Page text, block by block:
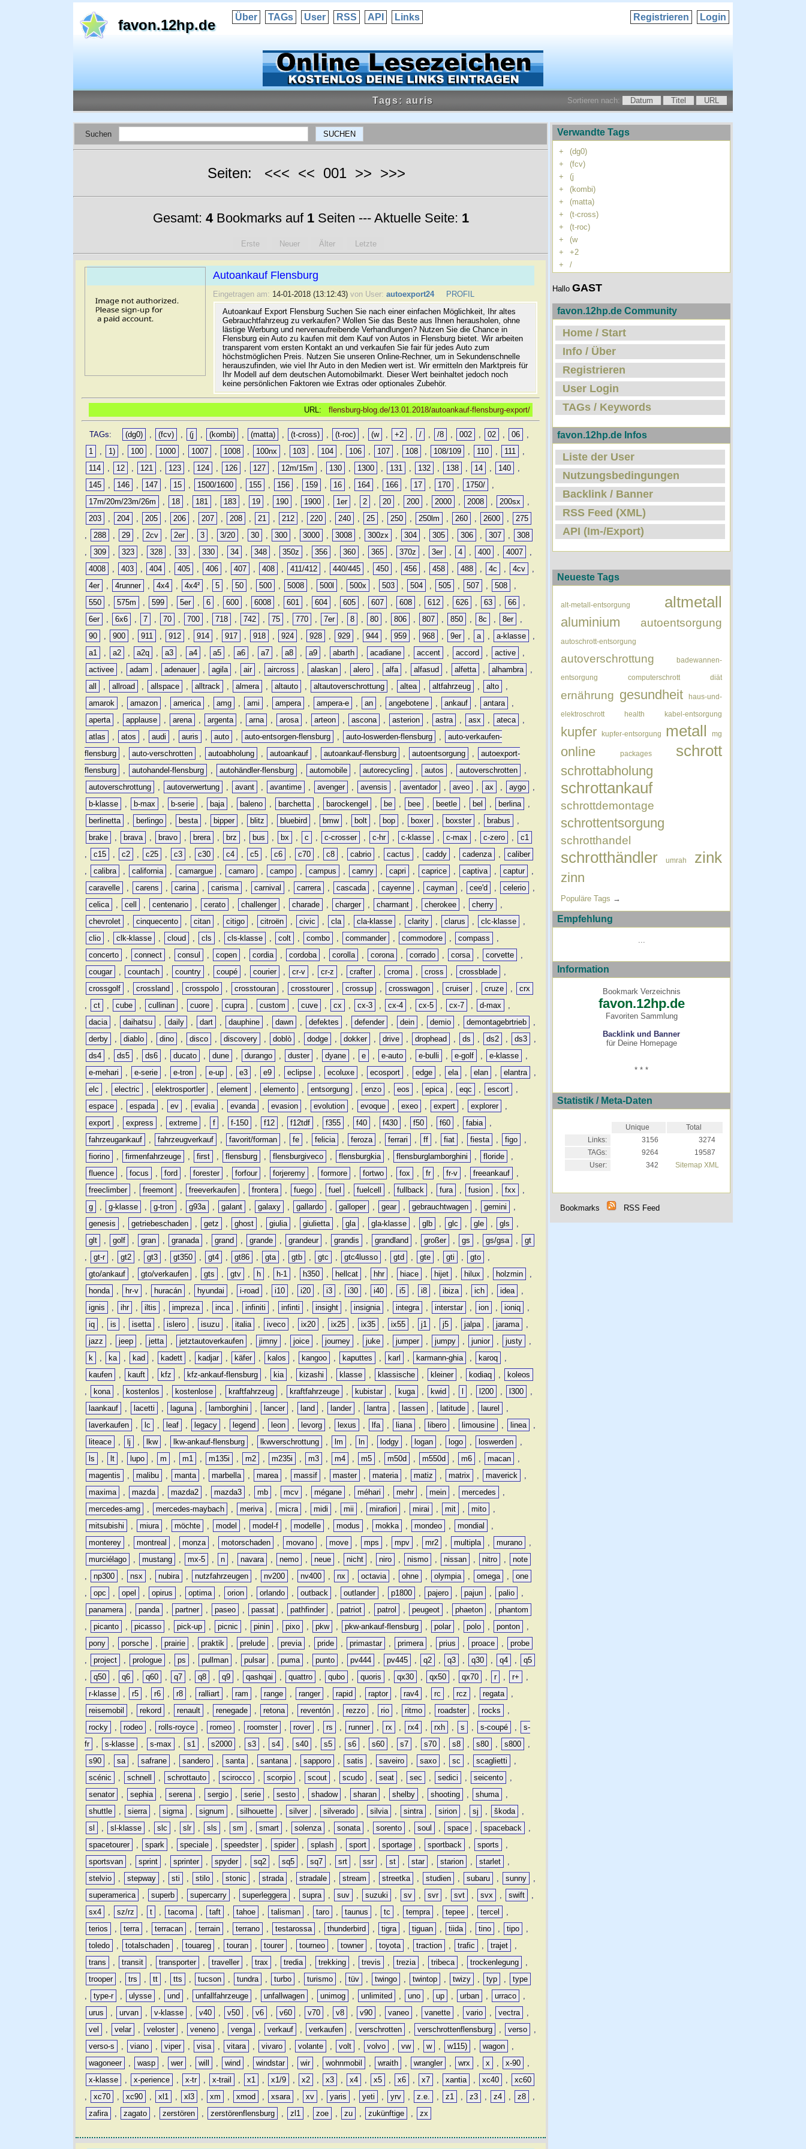
favon.12hp.de Über TAGs User RSS API Links Login
Registrieren
Tags: auris Sortieren nach: Datum Titel URL
Suchen
Seiten: <<< << 001 >> >>>
Gesamt: 4Bookmarks auf 1Seiten --- Aktuelle Seite: 1
Erste Neuer Älter Letzte
Autoankauf Flensburg
Eingetragen am: 14-01-2018 (13:12:43) von User: autoexport24
PROFIL
Autoankauf Export Flensburg Suchen Sie nach einer einfachen Möglichkeit, Ihr altes
Gebrauchtfahrzeug zu verkaufen? Wollen Sie das Beste aus Ihnen herausholen, ohne
lästige Werbung und nervenaufreibende Verhandlungen? Nutzen Sie die Chance in
Flensburg ein Auto zu kaufen mit dem Kauf von Autos in Flensburg bietet. Wir arbeiten
transparent vom ersten Kontakt an und verkaufen Sie fair für jedes Auto zum
höchstmöglichen Preis. Nutzen Sie unseren Online-Rechner, um in Sekundenschnelle
herauszufinden, wie viel Ihr Auto in den Medien wert ist. Wir ermitteln den Marktpreis für
Ihr Modell auf dem deutschen Automobilmarkt. Dieser Wert beinhaltet jedoch noch
keine persönlichen Faktoren wie Extras oder optionales Zubehör.
URL: flensburg-blog.de/13.01.2018/autoankauf-flensburg-export/
TAGs: (dg0) , (fcv) , (j , (kombi) , (matta) , (t-cross) , (t-roc) , (w , +2 , / , /8 , 002 , 02 , 06
,
1
, 1) , 100 , 1000 , 1007 , 1008 , 100nx , 103 , 104 , 106 , 107 , 108 , 108/109 , 110 , 111
,
114
, 12 , 121 , 123 , 124 , 126 , 127 , 12m/15m , 130 , 1300 , 131 , 132 , 138 , 14 , 140
,
145
, 146 , 147 , 15 , 1500/1600 , 155 , 156 , 159 , 16 , 164 , 166 , 17 , 170 , 1750/
,
17m/20m/23m/26m
, 18 , 181 , 183 , 19 , 190 , 1900 , 1er , 2 , 20 , 200 , 2000 , 2008 , 200sx
,
203
, 204 , 205 , 206 , 207 , 208 , 21 , 212 , 220 , 240 , 25 , 250 , 250lm , 260 , 2600 ,
275
,
288 , 29 , 2cv , 2er , 3 , 3/20 , 30 , 300 , 3000 , 3008 , 300zx , 304 , 305 , 306 , 307 ,
308
,
309 , 323 , 328 , 33 , 330 , 34 , 348 , 350z , 356 , 360 , 365 , 370z , 3er , 4 , 400 , 4007
,
4008
, 403 , 404 , 405 , 406 , 407 , 408 , 411/412 , 440/445 , 450 , 456 , 458 , 488 , 4c , 4cv
,
4er
, 4runner , 4x4 , 4x4² , 5 , 50 , 500 , 5008 , 500l , 500x , 503 , 504 , 505 , 507 , 508
,
550
, 575m , 599 , 5er , 6 , 600 , 6008 , 601 , 604 , 605 , 607 , 608 , 612 , 626 , 63 , 66
,
6er
, 6x6 , 7 , 70 , 700 , 718 , 742 , 75 , 770 , 7er , 8 , 80 , 806 , 807 , 850 , 8c , 8er
,
90
, 900 , 911 , 912 , 914 , 917 , 918 , 924 , 928 , 929 , 944 , 959 , 968 , 9er , a , a-klasse
,
a1
, a2 , a2q , a3 , a4 , a5 , a6 , a7 , a8 , a9 , abarth , acadiane , accent , accord , active
,
activee
, adam , adenauer , agila , air , aircross , alaskan , alero , alfa , alfasud , alfetta , alhambra
,
all
, allroad , allspace , alltrack , almera , altauto , altautoverschrottung , altea , altfahrzeug , alto
,
amarok
, amazon , america , amg , ami , ampera , ampera-e , an , angebotene , ankauf , antara
,
aperta
, applause , arena , argenta , arna , arosa , arteon , ascona , asterion , astra , asx , ateca
,
atlas
, atos , audi , auris , auto , auto-entsorgen-flensburg , auto-loswerden-flensburg ,
auto-verkaufen-
flensburg
, auto-verschrotten , autoabholung , autoankauf , autoankauf-flensburg , autoentsorgung ,
autoexport-
flensburg
, autohandel-flensburg , autohändler-flensburg , automobile , autorecycling , autos , autoverschrotten
,
autoverschrottung
, autoverwertung , avant , avantime , avenger , avensis , aventador , aveo , ax , aygo
,
b-klasse
, b-max , b-serie , baja , baleno , barchetta , barockengel , be , bee , beetle , bel , berlina
,
berlinetta
, berlingo , besta , bipper , blitz , bluebird , bmw , bolt , bop , boxer , boxster , brabus
,
brake
, brava , bravo , brera , brz , bus , bx , c , c-crosser , c-hr , c-klasse , c-max , c-zero ,
c1
,
c15 , c2 , c25 , c3 , c30 , c4 , c5 , c6 , c70 , c8 , cabrio , cactus , caddy , cadenza ,
caliber
,
calibra , california , camargue , camaro , campo , campus , camry , capri , caprice , captiva , captur
,
caravelle
, carens , carina , carisma , carnival , carrera , cascada , cayenne , cayman , cee'd , celerio
,
celica
, cell , centenario , cerato , challenger , charade , charger , charmant , cherokee , cherry
,
chevrolet
, cinquecento , citan , citigo , citroën , civic , cla , cla-klasse , clarity , clarus , clc-klasse
,
clio
, clk-klasse , cloud , cls , cls-klasse , colt , combo , commander , commodore , compass
,
concerto
, connect , consul , copen , cordia , cordoba , corolla , corona , corrado , corsa , corvette
,
cougar
, countach , country , coupé , courier , cr-v , cr-z , crafter , croma , cross , crossblade
,
crossgolf
, crossland , crosspolo , crosstouran , crosstourer , crossup , crosswagon , cruiser , cruze ,
crx
,
ct , cube , cullinan , cuore , cupra , custom , cuve , cx , cx-3 , cx-4 , cx-5 , cx-7 , d-max
,
dacia
, daihatsu , daily , dart , dauphine , dawn , defektes , defender , dein , demio , demontagebrtrieb
,
derby
, diablo , dino , disco , discovery , doblò , dodge , dokker , drive , drophead , ds , ds2 , ds3
,
ds4
, ds5 , ds6 , ducato , dune , durango , duster , dyane , e , e-auto , e-bulli , e-golf , e-klasse
,
e-mehari
, e-serie , e-tron , e-up , e3 , e9 , eclipse , ecoluxe , ecosport , edge , ela , elan , elantra
,
elc
, electric , elektrosportler , element , elemento , entsorgung , enzo , eos , epica , eqc , escort
,
espace
, espada , ev , evalia , evanda , evasion , evolution , evoque , exeo , expert , explorer
,
export
, express , extreme , f , f-150 , f12 , f12tdf , f355 , f40 , f430 , f50 , f60 , fabia
,
fahrzeugankauf
, fahrzeugverkauf , favorit/forman , fe , felicia , feroza , ferrari , ff , fiat , fiesta , figo
,
fiorino
, firmenfahrzeuge , first , flensburg , flensburgiveco , flensburgkia , flensburglamborghini , floride
,
fluence
, focus , ford , forester , forfour , forjeremy , formore , fortwo , fox , fr , fr-v , freeankauf
,
freeclimber
, freemont , freeverkaufen , frontera , fuego , fuel , fuelcell , fullback , fura , fusion , fxx
,
g
, g-klasse , g-tron , g93a , galant , galaxy , gallardo , galloper , gear , gebrauchtwagen , gemini
,
genesis
, getriebeschaden , getz , ghost , giulia , giulietta , gla , gla-klasse , glb , glc , gle , gls
,
glt
, golf , gran , granada , grand , grande , grandeur , grandis , grandland , großer , gs , gs/gsa ,
gt
,
gt-r , gt2 , gt3 , gt350 , gt4 , gt86 , gta , gtb , gtc , gtc4lusso , gtd , gte , gti , gto
,
gto/ankauf
, gto/verkaufen , gts , gtv , h , h-1 , h350 , hellcat , hhr , hiace , hijet , hilux , holzmin
,
honda
, hr-v , huracán , hyundai , i-road , i10 , i20 , i3 , i30 , i40 , i5 , i8 , ibiza , ich , idea
,
ignis
, ihr , iltis , impreza , inca , infiniti , infinti , insight , insignia , integra , interstar , ion , ioniq
,
iq
, is , isetta , islero , isuzu , italia , iveco , ix20 , ix25 , ix35 , ix55 , j1 , j5 , jalpa , jarama
,
jazz
, jeep , jetta , jetztautoverkaufen , jimny , joice , journey , juke , jumper , jumpy , junior , justy
,
k
, ka , kad , kadett , kadjar , käfer , kalos , kangoo , kaputtes , karl , karmann-ghia , karoq
,
kaufen
, kauft , kfz , kfz-ankauf-flensburg , kia , kizashi , klasse , klassische , kleiner , kodiaq ,
koleos
,
kona , kostenlos , kostenlose , kraftfahrzeug , kraftfahrzeuge , kubistar , kuga , kwid , , l200 , l300
,
laankauf
, lacetti , laguna , lamborghini , lancer , land , lander , lantra , lassen , latitude , laurel
,
laverkaufen
, lc , leaf , legacy , legend , leon , levorg , lexus , lfa , liana , libero , limousine , linea
,
liteace
, lj , lkw , lkw-ankauf-flensburg , lkwverschrottung , lm , ln , lodgy , logan , logo , loswerden
,
ls
, lt , lupo , m , m1 , m135i , m2 , m235i , m3 , m4 , m5 , m50d , m550d , m6 , macan
,
magentis
, malibu , manta , marbella , marea , massif , master , materia , matiz , matrix , maverick
,
maxima
, mazda , mazda2 , mazda3 , mb , mcv , mégane , méhari , mehr , mein , mercedes
,
mercedes-amg
, mercedes-maybach , meriva , micra , midi , mii , mirafiori , mirai , mit , mito
,
mitsubishi
, miura , möchte , model , model-f , modelle , modus , mokka , mondeo , mondial
,
monterey
, montreal , monza , motorschaden , movano , move , mps , mpv , mr2 , multipla , murano
,
murciélago
, mustang , mx-5 , n , navara , nemo , neue , nicht , niro , nismo , nissan , nitro ,
note
,
np300 , nsx , nubira , nutzfahrzeugen , nv200 , nv400 , nx , octavia , ohne , olympia , omega ,
one
,
opc , opel , opirus , optima , orion , orlando , outback , outlander , p1800 , pajero , pajun , palio
,
panamera
, panda , partner , paseo , passat , pathfinder , patriot , patrol , peugeot , phaeton ,
phantom
,
picanto , picasso , pick-up , picnic , pinin , pixo , pkw , pkw-ankauf-flensburg , polar , polo , ponton
,
pony
, porsche , prairie , praktik , prelude , previa , pride , primastar , primera , prius , proace ,
probe
,
project , prologue , ps , pullman , pulsar , puma , punto , pv444 , pv445 , q2 , q3 , q30 , q4 ,
q5
,
q50 , q6 , q60 , q7 , q8 , q9 , qashqai , quattro , qubo , quoris , qx30 , qx50 , qx70 , r , r+
,
r-klasse
, r5 , r6 , r8 , ralliart , ram , range , ranger , rapid , raptor , rav4 , rc , rcz , regata
,
reisemobil
, rekord , renault , renegade , retona , reventón , rezzo , rio , ritmo , roadster , rocks
,
rocky
, rodeo , rolls-royce , romeo , roomster , rover , rs , runner , rx , rx4 , rxh , s , s-coupé ,
s-
fr
, s-klasse , s-max , s1 , s2000 , s3 , s4 , s40 , s5 , s6 , s60 , s7 , s70 , s8 , s80 , s800
,
s90
, sa , safrane , sandero , santa , santana , sapporo , satis , saveiro , saxo , sc , scaglietti
,
scénic
, schnell , schrottauto , scirocco , scorpio , scout , scudo , seat , sec , sedici , seicento
,
senator
, sephia , serena , sergio , serie , sesto , shadow , sharan , shelby , shooting , shuma
,
shuttle
, sierra , sigma , signum , silhouette , silver , silverado , silvia , sintra , sirion , sj , škoda
,
sl
, sl-klasse , slc , slr , sls , sm , smart , solenza , sonata , sorento , soul , space , spaceback
,
spacetourer
, spark , speciale , speedster , spider , splash , sport , sportage , sportback , sports
,
sportsvan
, sprint , sprinter , spyder , sq2 , sq5 , sq7 , srt , ssr , st , star , starion , starlet
,
stelvio
, stepway , sti , stilo , stonic , strada , stradale , stream , streetka , studien , subaru , sunny
,
superamerica
, superb , supercarry , superleggera , supra , suv , suzuki , sv , svr , svt , svx , swift
,
sx4
, sz/rz , t , tacoma , taft , tahoe , talisman , taro , taunus , tc , tempra , tepee , tercel
,
terios
, terra , terracan , terrain , terrano , testarossa , thunderbird , tigra , tiguan , tiida , tino , tipo
,
toledo
, totalschaden , touareg , touran , tourer , tourneo , towner , toyota , traction , trafic , trajet
,
trans
, transit , transporter , traveller , trax , tredia , trekking , trevis , trezia , tribeca , trockenlegung
,
trooper
, trs , tt , tts , tucson , tundra , turbo , turismo , tüv , twingo , twintop , twizy , typ ,
type
,
type-r , ulysse , und , unfallfahrzeuge , unfallwagen , unimog , unlimited , uno , up , urban , urraco
,
urus
, urvan , v-klasse , v40 , v50 , v6 , v60 , v70 , v8 , v90 , vaneo , vanette , vario , vectra
,
vel
, velar , veloster , veneno , venga , verkauf , verkaufen , verschrotten , verschrottenflensburg , verso
,
verso-s
, viano , viper , visa , vitara , vivaro , volante , volt , volvo , vw , w , w115) , wagon
,
wagoneer
, wasp , wer , will , wind , windstar , wir , wohnmobil , wraith , wrangler , wrx , x , x-90
,
x-klasse
, x-perience , x-tr , x-trail , x1 , x1/9 , x2 , x3 , x4 , x5 , x6 , x7 , xantia , xc40 ,
xc60
,
xc70 , xc90 , xl1 , xl3 , xm , xmod , xsara , xv , yaris , yeti , yrv , z.e. , z1 , z3 , z4 , z8
,
zafira
, zagato , zerstören , zerstörenflensburg , zl1 , zoe , zu , zukünftige , zx
Verwandte Tags
+
(dg0)
+
(fcv)
+
(j
+
(kombi)
+
(matta)
+
(t-cross)
+
(t-roc)
+
(w
+
+2
+
/
Hallo GAST
favon.12hp.de Community
Home / Start
Info / Über
Registrieren
User Login
TAGs / Keywords
favon.12hp.de Infos
Liste der User
Nutzungsbedingungen
Backlink / Banner
RSS Feed (XML)
API (Im-/Export)
Neueste Tags
alt-metall-entsorgung altmetall
aluminium autoentsorgung
autoschrott-entsorgung
autoverschrottung badewannen-
entsorgung computerschrott diät
ernährung gesundheit haus-und-
elektroschrott health kabel-entsorgung
kupfer kupfer-entsorgung metall mg
online packages schrott
schrottabholung
schrottankauf
schrottdemontage
schrottentsorgung
schrotthandel
schrotthändler umrah zink
zinn
Populäre Tags →
Empfehlung
Information
Bookmark Verzeichnis
favon.12hp.de
Favoriten Sammlung
Backlink und Banner
für Deine Homepage
* * *
Statistik / Meta-Daten
Unique
Total
Links:
3156
3274
TAGs:
9264
19587
User:
342 Sitemap XML
Bookmarks RSS Feed